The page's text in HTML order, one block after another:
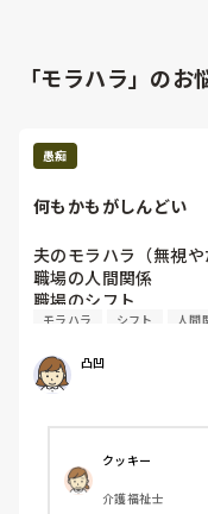
「モラハラ」のお
愚痴
何もかもがしんどい
夫のモラハラ（無視や
職場の人間関係
職場のシフト
実母
自分の体調の変化
もう…しんどい…何
洗濯や、食事作りは
モラハラ シフト 人間
凸凹
クッキー
介護福祉士